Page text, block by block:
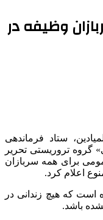
وظیفه در
ستاد فرماندهی
گروه تروریستی تحریر
برای همه سربازان
اعلام کرد.
است که هیچ زندانی در
باشد.